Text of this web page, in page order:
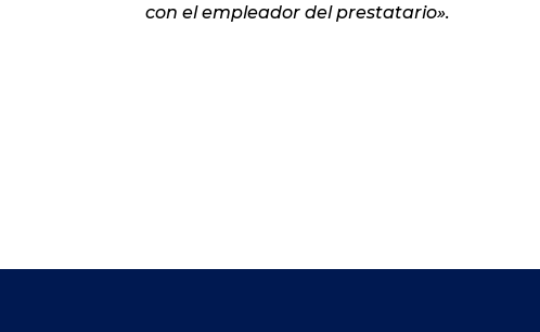
con el empleador del prestatario».